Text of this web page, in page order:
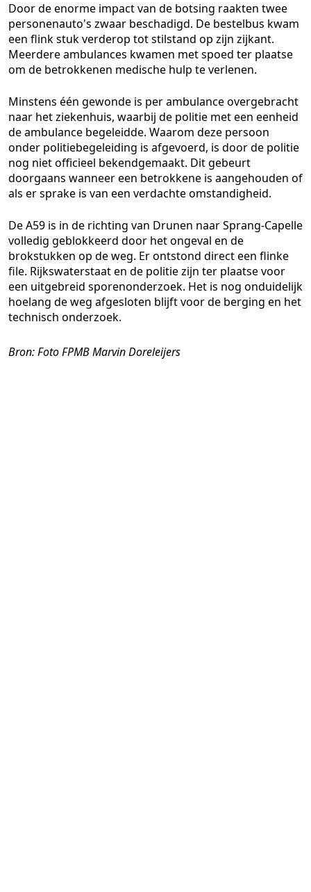
Door de enorme impact van de botsing raakten twee
personenauto's zwaar beschadigd. De bestelbus kwam
een flink stuk verderop tot stilstand op zijn zijkant.
Meerdere ambulances kwamen met spoed ter plaatse
om de betrokkenen medische hulp te verlenen.
Minstens één gewonde is per ambulance overgebracht
naar het ziekenhuis, waarbij de politie met een eenheid
de ambulance begeleidde. Waarom deze persoon
onder politiebegeleiding is afgevoerd, is door de politie
nog niet officieel bekendgemaakt. Dit gebeurt
doorgaans wanneer een betrokkene is aangehouden of
als er sprake is van een verdachte omstandigheid.
De A59 is in de richting van Drunen naar Sprang-Capelle
volledig geblokkeerd door het ongeval en de
brokstukken op de weg. Er ontstond direct een flinke
file. Rijkswaterstaat en de politie zijn ter plaatse voor
een uitgebreid sporenonderzoek. Het is nog onduidelijk
hoelang de weg afgesloten blijft voor de berging en het
technisch onderzoek.
Bron: Foto FPMB Marvin Doreleijers